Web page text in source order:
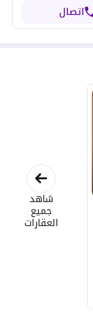
اتصال
شاهد
جميع
العقارات